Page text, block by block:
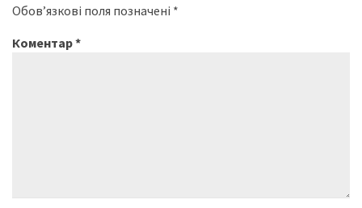
Обов’язкові поля позначені *
Коментар*